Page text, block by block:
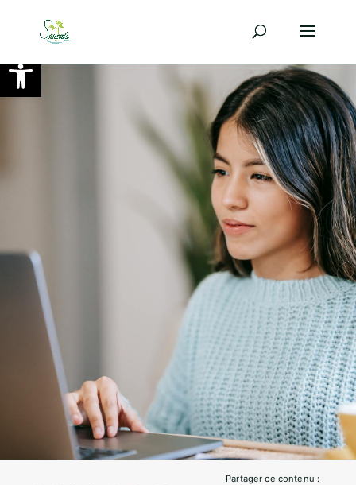
Ouvrir la barre d’outils
Partager ce contenu :